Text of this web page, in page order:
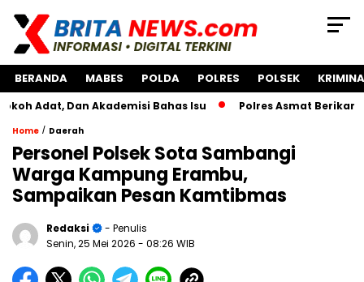
BERANDA MABES POLDA POLRES POLSEK
Dan Akademisi Bahas Isu Polres Asmat Berikan Bantuan
Home / Daerah
Personel Polsek Sota Sambangi
Warga Kampung Erambu,
Sampaikan Pesan Kamtibmas
Redaksi
- Penulis
Senin, 25 Mei 2026 - 08:26 WIB